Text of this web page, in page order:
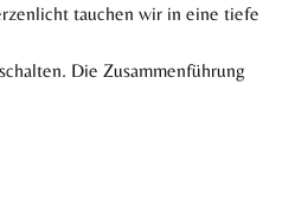
tauchen wir in eine tiefe
Die Zusammenführung